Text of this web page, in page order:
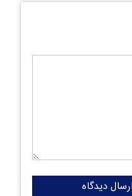
ارسال دیدگاه